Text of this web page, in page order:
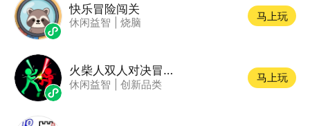
快乐冒险闯关
休闲益智 烧脑
马上玩
火柴人双人对决冒险小游戏
休闲益智 创新品类
马上玩